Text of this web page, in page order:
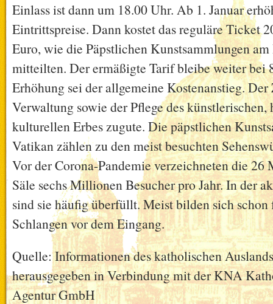
Einlass ist dann um 18.00 Uhr. Ab 1. Januar
Eintrittspreise. Dann kostet das reguläre Ticket
Euro, wie die Päpstlichen Kunstsammlungen
mitteilten. Der ermäßigte Tarif bleibe weiter bei
Erhöhung sei der allgemeine Kostenanstieg.
Verwaltung sowie der Pflege des künstlerischen,
kulturellen Erbes zugute. Die päpstlichen
Vatikan zählen zu den meist besuchten
Vor der Corona-Pandemie verzeichneten die 26
Säle sechs Millionen Besucher pro Jahr. In der
sind sie häufig überfüllt. Meist bilden sich schon
Schlangen vor dem Eingang.
Quelle: Informationen des katholischen
herausgegeben in Verbindung mit der KNA
Agentur GmbH